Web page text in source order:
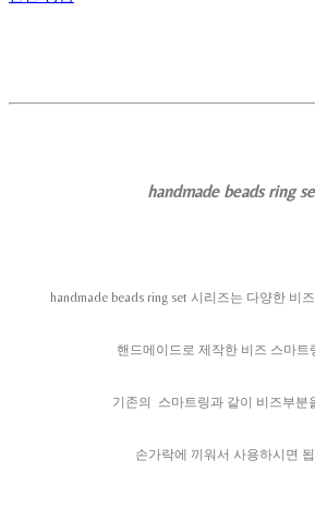
handmade beads ring
handmade beads ring set 시리즈는 다양한 비
핸드메이드로 제작한 비즈 스마트
기존의 스마트링과 같이 비즈부분
손가락에 끼워서 사용하시면